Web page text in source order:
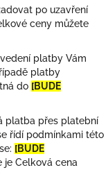
po uzavření
ceny můžete
platby Vám
platby
do [BUDE
platba přes platební
řídí podmínkami této
[BUDE
Celková cena